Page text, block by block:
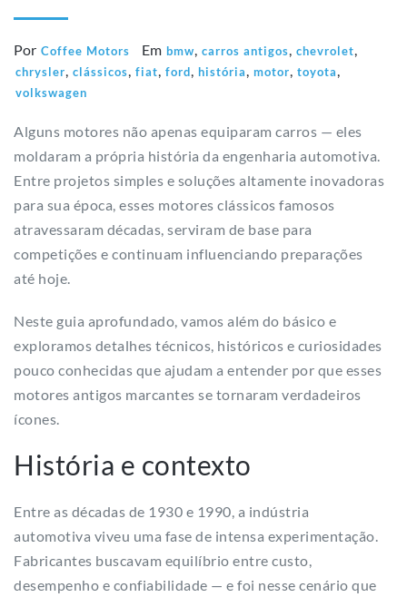
Por Coffee Motors Em bmw, carros antigos, chevrolet,
chrysler, clássicos, fiat, ford, história, motor, toyota,
volkswagen
Alguns motores não apenas equiparam carros — eles
moldaram a própria história da engenharia automotiva.
Entre projetos simples e soluções altamente inovadoras
para sua época, esses motores clássicos famosos
atravessaram décadas, serviram de base para
competições e continuam influenciando preparações
até hoje.
Neste guia aprofundado, vamos além do básico e
exploramos detalhes técnicos, históricos e curiosidades
pouco conhecidas que ajudam a entender por que esses
motores antigos marcantes se tornaram verdadeiros
ícones.
História e contexto
Entre as décadas de 1930 e 1990, a indústria
automotiva viveu uma fase de intensa experimentação.
Fabricantes buscavam equilíbrio entre custo,
desempenho e confiabilidade — e foi nesse cenário que